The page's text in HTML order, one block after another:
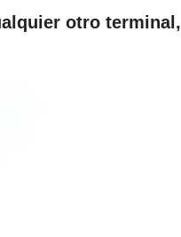
otro terminal,